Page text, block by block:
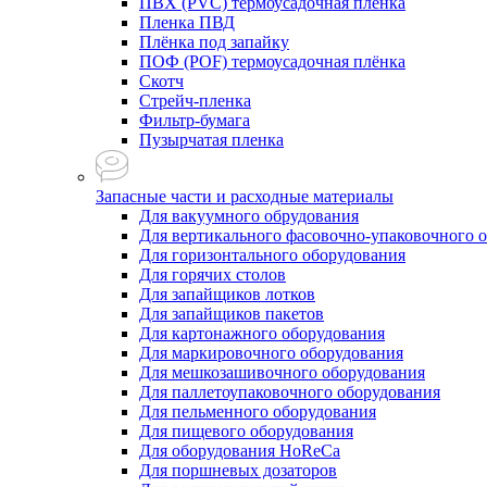
Пленка ПВД
Плёнка под запайку
ПОФ (POF) термоусадочная плёнка
Скотч
Стрейч-пленка
Фильтр-бумага
Пузырчатая пленка
Запасные части и расходные материалы
Для вакуумного обрудования
Для вертикального фасовочно-упаковочного
Для горизонтального оборудования
Для горячих столов
Для запайщиков лотков
Для запайщиков пакетов
Для картонажного оборудования
Для маркировочного оборудования
Для мешкозашивочного оборудования
Для паллетоупаковочного оборудования
Для пельменного оборудования
Для пищевого оборудования
Для оборудования HoReCa
Для поршневых дозаторов